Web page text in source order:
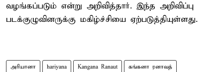
வழங்கப்படும் என்று அறிவித்தார். இந்த அறிவிப்பு
படக்குழுவினருக்கு மகிழ்ச்சியை ஏற்படுத்தியுள்ளது.
அரியானா hariyana Kangana Ranaut கங்கனா ரனாவத்